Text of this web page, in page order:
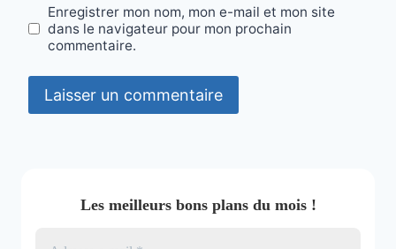
Enregistrer mon nom, mon e-mail et mon site
dans le navigateur pour mon prochain
commentaire.
Les meilleurs bons plans du mois !